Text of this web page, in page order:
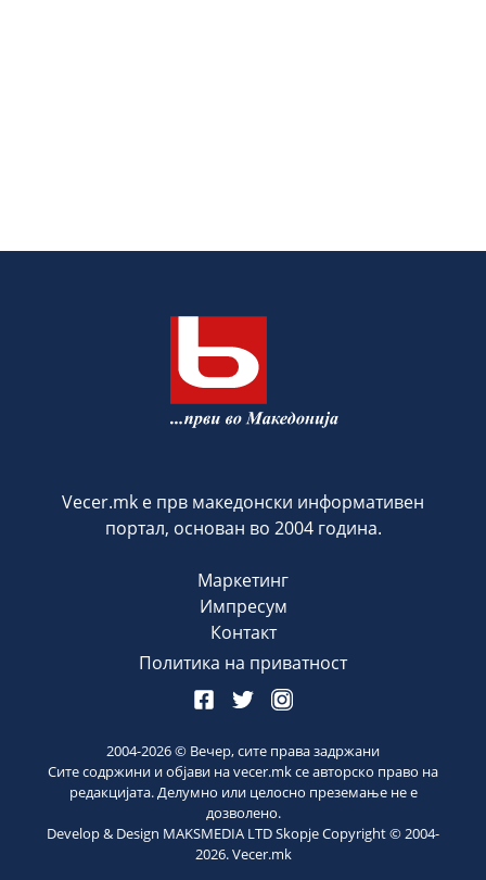
Vecer.mk е прв македонски информативен
портал, основан во 2004 година.
Маркетинг
Импресум
Контакт
Политика на приватност
2004-2026© Вечер, сите права задржани
Сите содржини и објави на vecer.mk се авторско право на
редакцијата. Делумно или целосно преземање не е
дозволено.
Develop & Design MAKSMEDIA LTD Skopje Copyright © 2004-
2026. Vecer.mk